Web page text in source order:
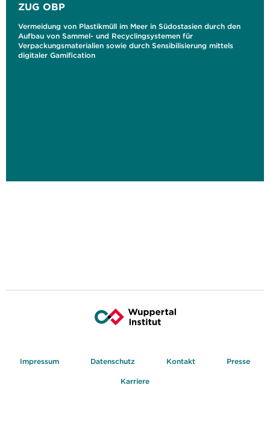
ZUG OBP
Vermeidung von Plastikmüll im Meer in Südostasien durch den
Aufbau von Sammel- und Recyclingsystemen für
Verpackungsmaterialien sowie durch Sensibilisierung mittels
digitaler Gamification
Impressum Datenschutz Kontakt Presse
Karriere